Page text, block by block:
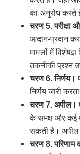
का अनुरोध करते
चरण 5. परीक्षा
आदान-प्रदान
मामलों में
तकनीकी प्रश्न
चरण 6. निर्णय।
निर्णय जारी
चरण 7. अपील।
के समक्ष और कई
सकती है। अपील
चरण 8. परिणाम